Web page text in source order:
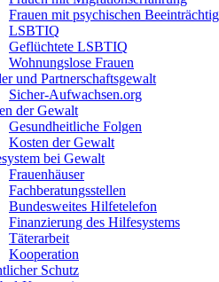
Frauen mit psychischen
LSBTIQ
Geflüchtete LSBTIQ
Wohnungslose Frauen
und Partnerschaftsgewalt
Sicher-Aufwachsen.org
der Gewalt
Gesundheitliche Folgen
Kosten der Gewalt
bei Gewalt
Frauenhäuser
Fachberatungsstellen
Bundesweites Hilfetelefon
Finanzierung des Hilfesystems
Täterarbeit
Kooperation
Schutz